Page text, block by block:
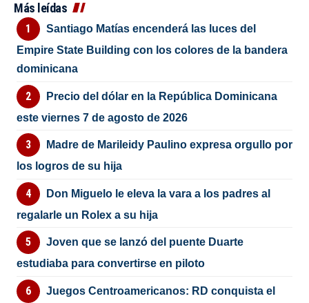
Más leídas
Santiago Matías encenderá las luces del
Empire State Building con los colores de la bandera
dominicana
Precio del dólar en la República Dominicana
este viernes 7 de agosto de 2026
Madre de Marileidy Paulino expresa orgullo por
los logros de su hija
Don Miguelo le eleva la vara a los padres al
regalarle un Rolex a su hija
Joven que se lanzó del puente Duarte
estudiaba para convertirse en piloto
Juegos Centroamericanos: RD conquista el